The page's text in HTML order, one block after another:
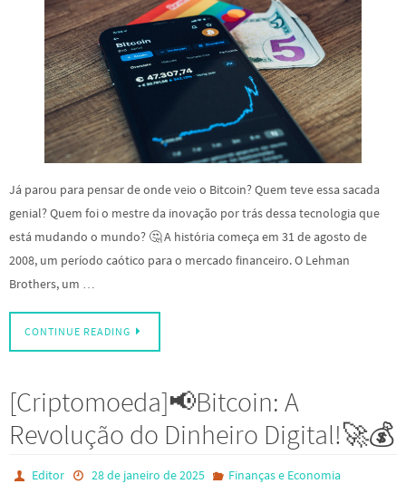
Já parou para pensar de onde veio o Bitcoin? Quem teve essa sacada
genial? Quem foi o mestre da inovação por trás dessa tecnologia que
está mudando o mundo? 🤔 A história começa em 31 de agosto de
2008, um período caótico para o mercado financeiro. O Lehman
Brothers, um …
CONTINUE READING
[Criptomoeda]📢Bitcoin: A
Revolução do Dinheiro Digital!🚀💰
Editor 28 de janeiro de 2025
Finanças e Economia